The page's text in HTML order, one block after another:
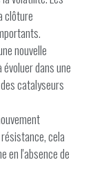
clôture
nouvelle
dans une
catalyseurs
cela
en l'absence de